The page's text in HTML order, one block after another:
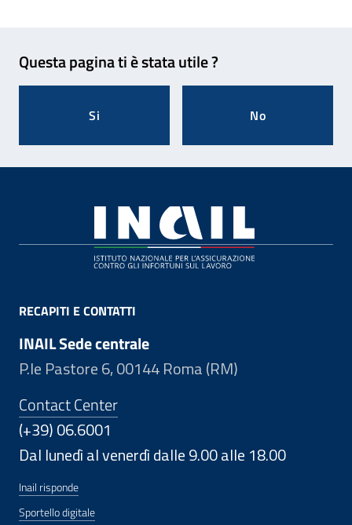
Questa pagina ti è stata utile ?
Si No
RECAPITI E CONTATTI
INAIL Sede centrale
P.le Pastore 6, 00144 Roma (RM)
Contact Center
(+39) 06.6001
Dal lunedì al venerdì dalle 9.00 alle 18.00
Inail risponde
Sportello digitale